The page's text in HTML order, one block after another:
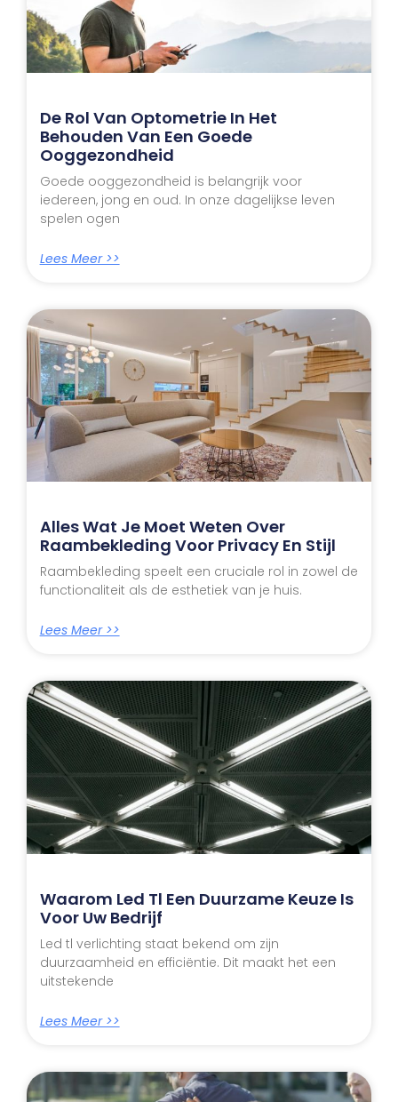
De Rol Van Optometrie In Het
Behouden Van Een Goede
Ooggezondheid
Goede ooggezondheid is belangrijk voor
iedereen, jong en oud. In onze dagelijkse leven
spelen ogen
Lees Meer >>
Alles Wat Je Moet Weten Over
Raambekleding Voor Privacy En Stijl
Raambekleding speelt een cruciale rol in zowel de
functionaliteit als de esthetiek van je huis.
Lees Meer >>
Waarom Led Tl Een Duurzame Keuze Is
Voor Uw Bedrijf
Led tl verlichting staat bekend om zijn
duurzaamheid en efficiëntie. Dit maakt het een
uitstekende
Lees Meer >>